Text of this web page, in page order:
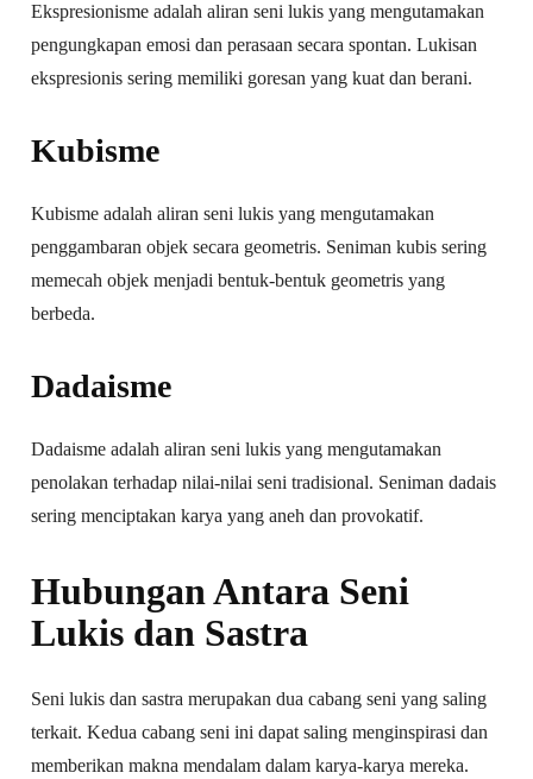
Ekspresionisme adalah aliran seni lukis yang mengutamakan
pengungkapan emosi dan perasaan secara spontan. Lukisan
ekspresionis sering memiliki goresan yang kuat dan berani.
Kubisme
Kubisme adalah aliran seni lukis yang mengutamakan
penggambaran objek secara geometris. Seniman kubis sering
memecah objek menjadi bentuk-bentuk geometris yang
berbeda.
Dadaisme
Dadaisme adalah aliran seni lukis yang mengutamakan
penolakan terhadap nilai-nilai seni tradisional. Seniman dadais
sering menciptakan karya yang aneh dan provokatif.
Hubungan Antara Seni
Lukis dan Sastra
Seni lukis dan sastra merupakan dua cabang seni yang saling
terkait. Kedua cabang seni ini dapat saling menginspirasi dan
memberikan makna mendalam dalam karya-karya mereka.